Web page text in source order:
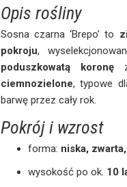
Opis rośliny
Sosna czarna ‘Brepo’ to
pokroju,
poduszkowatą koronę
ciemnozielone, typowe
barwę przez cały rok.
Pokrój i wzrost
forma: niska,
wysokość po ok. 10